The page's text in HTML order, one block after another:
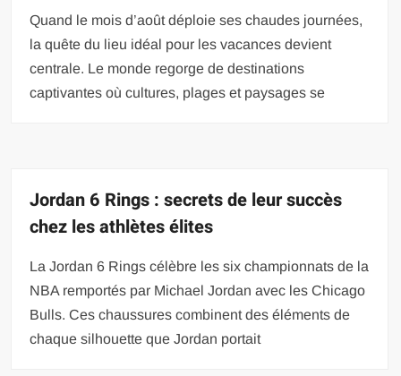
Quand le mois d’août déploie ses chaudes journées,
la quête du lieu idéal pour les vacances devient
centrale. Le monde regorge de destinations
captivantes où cultures, plages et paysages se
Jordan 6 Rings : secrets de leur succès
chez les athlètes élites
La Jordan 6 Rings célèbre les six championnats de la
NBA remportés par Michael Jordan avec les Chicago
Bulls. Ces chaussures combinent des éléments de
chaque silhouette que Jordan portait